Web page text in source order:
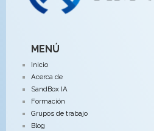
MENÚ
Inicio
Acerca de
SandBox IA
Formación
Grupos de trabajo
Blog